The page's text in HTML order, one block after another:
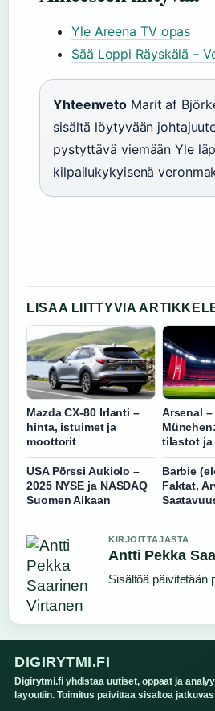
Yle Areena TV opas
Sää Loppi Räyskälä –
Yhteenveto Marit af
sisältä löytyvään
pystyttävä viemään Yle
kilpailukykyisenä
LISAA LIITTYVIA
Mazda CX-80 Irlanti –
hinta, istuimet ja
moottorit
Arsenal –
tilastot ja
USA Pörssi Aukiolo –
2025 NYSE ja NASDAQ
Suomen Aikaan
Barbie
Faktat,
KIRJOITTAJASTA
Antti Pekka
Sisältöä päivitetään
DIGIRYTMI.FI
Digirytmi.fi yhdistaa uutiset, oppaat ja
layoutiin. Toimitus paivittaa sisaltoa